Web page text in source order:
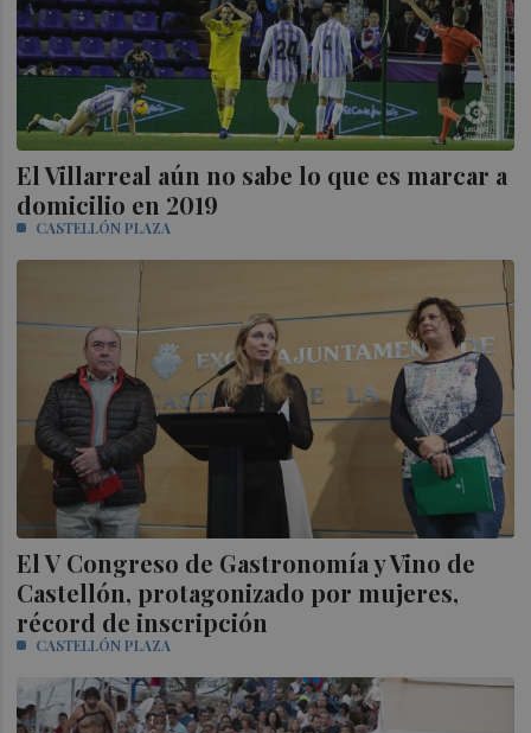
El Villarreal aún no sabe lo que es marcar a
domicilio en 2019
CASTELLÓN PLAZA
El V Congreso de Gastronomía y Vino de
Castellón, protagonizado por mujeres,
récord de inscripción
CASTELLÓN PLAZA